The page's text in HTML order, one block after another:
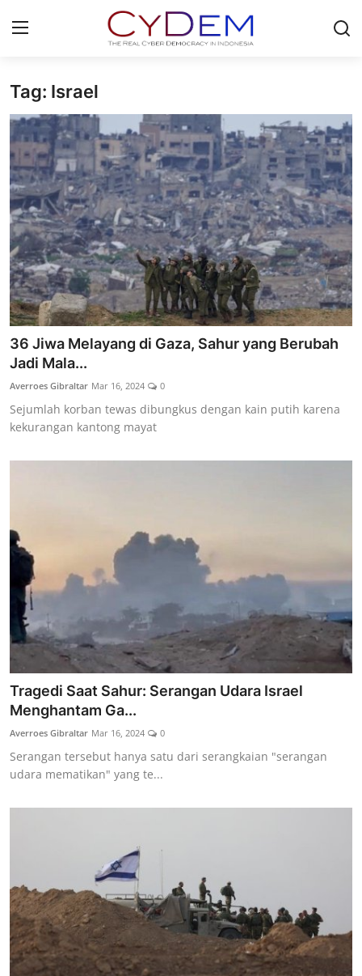
Login
Home
News
Contact
Redaksi
Politik
Olahraga
Nasional
Lainya
Tag: Israel
36 Jiwa Melayang di Gaza, Sahur yang Berubah
Jadi Mala...
Averroes Gibraltar Mar 16, 2024 0
Sejumlah korban tewas dibungkus dengan kain putih karena
kekurangan kantong mayat
Tragedi Saat Sahur: Serangan Udara Israel
Menghantam Ga...
Averroes Gibraltar Mar 16, 2024 0
Serangan tersebut hanya satu dari serangkaian "serangan
udara mematikan" yang te...